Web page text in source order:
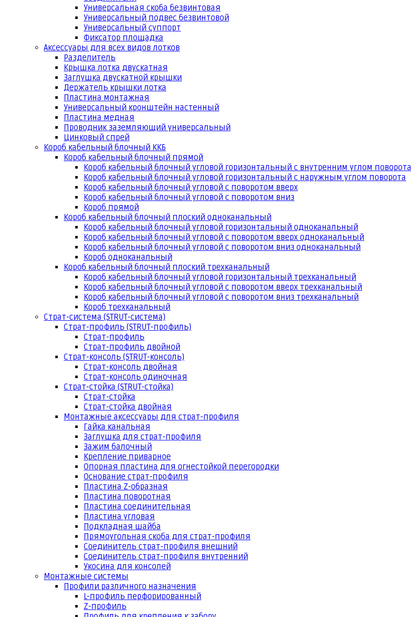
Универсальная скоба безвинтовая
Универсальный подвес безвинтовой
Универсальный суппорт
Фиксатор площадка
Аксессуары для всех видов лотков
Разделитель
Крышка лотка двускатная
Заглушка двускатной крышки
Держатель крышки лотка
Пластина монтажная
Универсальный кронштейн настенный
Пластина медная
Проводник заземляющий универсальный
Цинковый спрей
Короб кабельный блочный ККБ
Короб кабельный блочный прямой
Короб кабельный блочный угловой горизонтальный с внутренним углом поворота
Короб кабельный блочный угловой горизонтальный с наружным углом поворота
Короб кабельный блочный угловой с поворотом вверх
Короб кабельный блочный угловой с поворотом вниз
Короб прямой
Короб кабельный блочный плоский одноканальный
Короб кабельный блочный угловой горизонтальный одноканальный
Короб кабельный блочный угловой с поворотом вверх одноканальный
Короб кабельный блочный угловой с поворотом вниз одноканальный
Короб одноканальный
Короб кабельный блочный плоский трехканальный
Короб кабельный блочный угловой горизонтальный трехканальный
Короб кабельный блочный угловой с поворотом вверх трехканальный
Короб кабельный блочный угловой с поворотом вниз трехканальный
Короб трехканальный
Страт-система (STRUT-система)
Страт-профиль (STRUT-профиль)
Страт-профиль
Страт-профиль двойной
Страт-консоль (STRUT-консоль)
Страт-консоль двойная
Страт-консоль одиночная
Страт-стойка (STRUT-стойка)
Страт-стойка
Страт-стойка двойная
Монтажные аксессуары для страт-профиля
Гайка канальная
Заглушка для страт-профиля
Зажим балочный
Крепление приварное
Опорная пластина для огнестойкой перегородки
Основание страт-профиля
Пластина Z-образная
Пластина поворотная
Пластина соединительная
Пластина угловая
Подкладная шайба
Прямоугольная скоба для страт-профиля
Соединитель страт-профиля внешний
Соединитель страт-профиля внутренний
Укосина для консолей
Монтажные системы
Профили различного назначения
L-профиль перфорированный
Z-профиль